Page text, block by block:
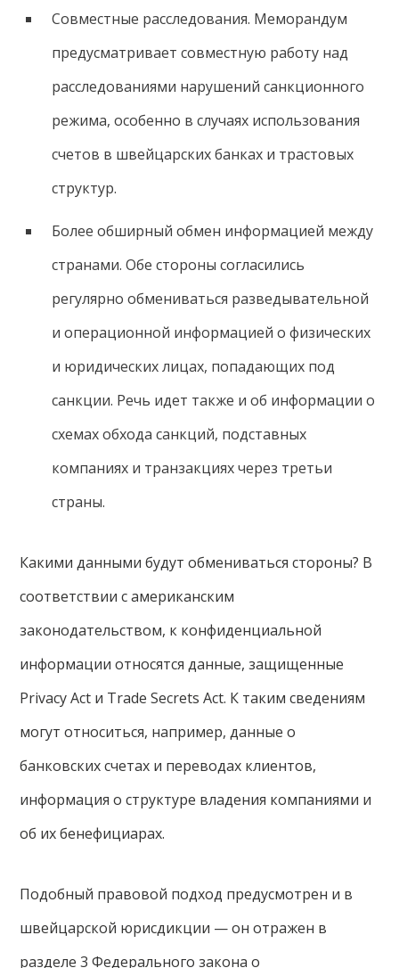
Совместные расследования. Меморандум
предусматривает совместную работу над
расследованиями нарушений санкционного
режима, особенно в случаях использования
счетов в швейцарских банках и трастовых
структур.
Более обширный обмен информацией между
странами. Обе стороны согласились
регулярно обмениваться разведывательной
и операционной информацией о физических
и юридических лицах, попадающих под
санкции. Речь идет также и об информации о
схемах обхода санкций, подставных
компаниях и транзакциях через третьи
страны.
Какими данными будут обмениваться стороны? В
соответствии с американским
законодательством, к конфиденциальной
информации относятся данные, защищенные
Privacy Act и Trade Secrets Act. К таким сведениям
могут относиться, например, данные о
банковских счетах и переводах клиентов,
информация о структуре владения компаниями и
об их бенефициарах.
Подобный правовой подход предусмотрен и в
швейцарской юрисдикции — он отражен в
разделе 3 Федерального закона о